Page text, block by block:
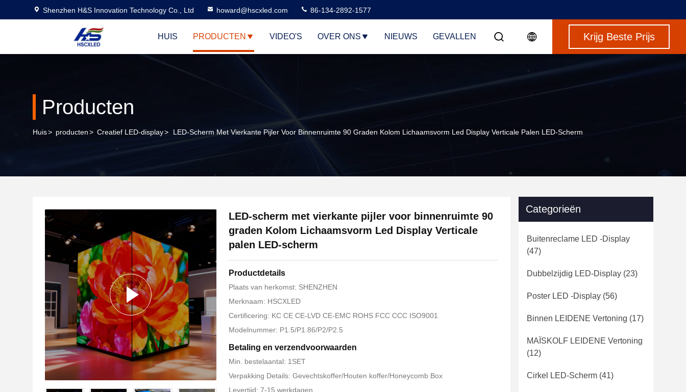
Shenzhen H&S Innovation Technology Co., Ltd howard@hscxled.com 86-134-2892-1577
HUIS PRODUCTEN VIDEO'S OVER ONS NIEUWS GEVALLEN Krijg Beste Prijs
Producten
Huis> producten> Creatief LED-display> LED-Scherm Met Vierkante Pijler Voor Binnenruimte 90 Graden Kolom Lichaamsvorm Led Display Verticale Palen LED-Scherm
LED-scherm met vierkante pijler voor binnenruimte 90
graden Kolom Lichaamsvorm Led Display Verticale
palen LED-scherm
Productdetails
Plaats van herkomst: SHENZHEN
Merknaam: HSCXLED
Certificering: KC CE CE-LVD CE-EMC ROHS FCC CCC ISO9001
Modelnummer: P1.5/P1.86/P2/P2.5
Betaling en verzendvoorwaarden
Min. bestelaantal: 1SET
Verpakking Details: Gevechtskoffer/Houten koffer/Honeycomb Box
Levertijd: 7-15 werkdagen
Categorieën
Buitenreclame LED -display
(47)
Dubbelzijdig LED-Display (23)
Poster LED -display (56)
Binnen LEIDENE Vertoning (17)
MAÏSKOLF LEIDENE Vertoning
(12)
Cirkel LED-Scherm (41)